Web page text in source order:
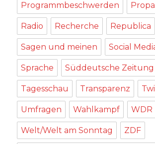
Programmbeschwerden
Radio Recherche Republica
Sagen und meinen Social
Sprache Süddeutsche Zeitung
Tagesschau Transparenz
Umfragen Wahlkampf WDR
Welt/Welt am Sonntag ZDF